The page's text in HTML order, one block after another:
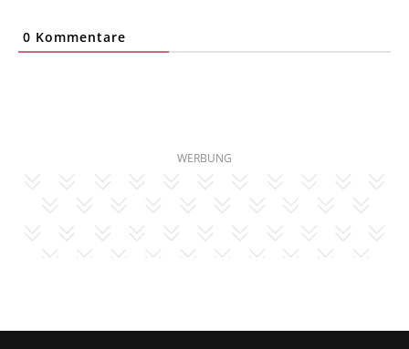
0 Kommentare
WERBUNG